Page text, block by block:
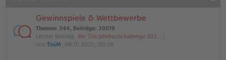
Gewinnspiele & Wettbewerbe
Themen: 344, Beiträge: 30019
Letzter Beitrag: Re: Die Jahrbuchchallenge 202…
von TiniM, 09.10.2025, 00:08